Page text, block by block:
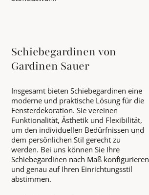
Schiebegardinen von
Gardinen Sauer
Insgesamt bieten Schiebegardinen eine
moderne und praktische Lösung für die
Fensterdekoration. Sie vereinen
Funktionalität, Ästhetik und Flexibilität,
um den individuellen Bedürfnissen und
dem persönlichen Stil gerecht zu
werden. Bei uns können Sie Ihre
Schiebegardinen nach Maß konfigurieren
und genau auf Ihren Einrichtungsstil
abstimmen.